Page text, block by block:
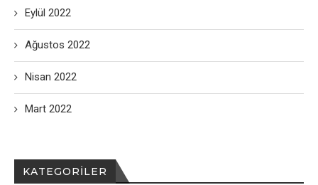
Eylül 2022
Ağustos 2022
Nisan 2022
Mart 2022
KATEGORILER